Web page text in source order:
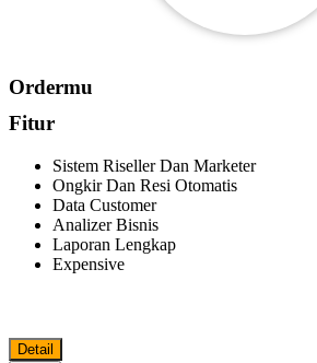
Ordermu
Fitur
Sistem Riseller Dan Marketer
Ongkir Dan Resi Otomatis
Data Customer
Analizer Bisnis
Laporan Lengkap
Expensive
Detail